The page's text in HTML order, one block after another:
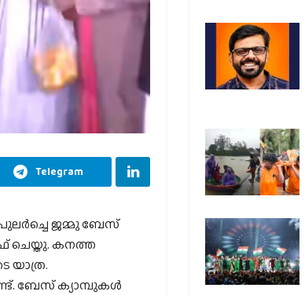
Telegram
ജമ്മു ബേസ്
ചെയ്തു. കനത്ത
യാത്ര.
ബേസ് ക്യാമ്പുകള്‍